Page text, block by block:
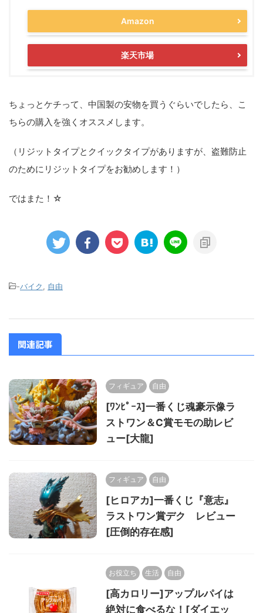
Amazon
楽天市場
ちょっとケチって、中国製の安物を買うぐらいでしたら、こ
ちらの購入を強くオススメします。
（リジットタイプとクイックタイプがありますが、盗難防止
のためにリジットタイプをお勧めします！）
ではまた！☆
-バイク 自由
関連記事
フィギュア 自由
[ﾜﾝﾋﾟｰｽ]一番くじ魂豪示像ラ
ストワン＆C賞モモの助レビ
ュー[大龍]
フィギュア 自由
[ヒロアカ]一番くじ『意志』
ラストワン賞デク レビュー
[圧倒的存在感]
お役立ち 生活 自由
[高カロリー]アップルパイは
絶対に食べるな！[ダイエッ